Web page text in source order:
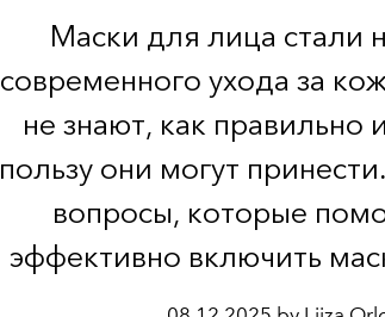
Маски для лица стали
современного ухода за
не знают, как правильно
пользу они могут
вопросы, которые
эффективно включить